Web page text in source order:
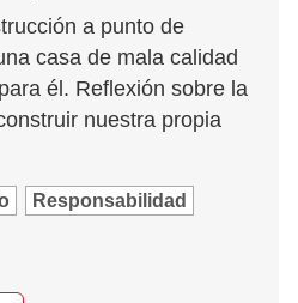
a punto de
casa de mala calidad
él. Reflexión sobre la
nuestra propia
Responsabilidad